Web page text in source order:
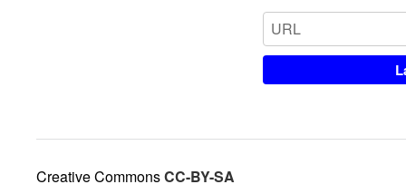
Creative CommonsCC-BY-SA